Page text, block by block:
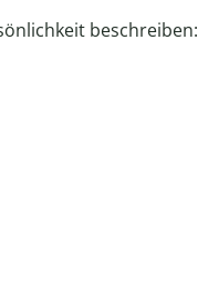
beschreiben: